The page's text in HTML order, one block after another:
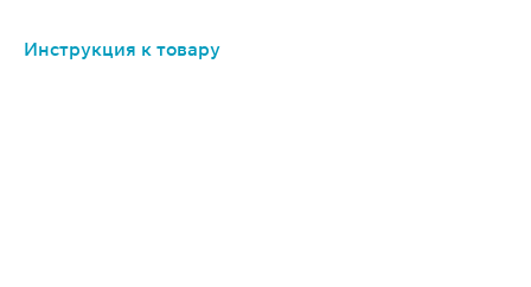
Инструкция к товару